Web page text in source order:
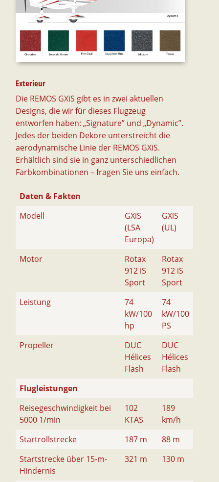
Exterieur
Die REMOS GXiS gibt es in zwei aktuellen
Designs, die wir für dieses Flugzeug
entworfen haben: „Signature” und „Dynamic”.
Jedes der beiden Dekore unterstreicht die
aerodynamische Linie der REMOS GXiS.
Erhältlich sind sie in ganz unterschiedlichen
Farbkombinationen – fragen Sie uns einfach.
Daten & Fakten
Modell
GXiS
(LSA
Europa)
GXiS
(UL)
Motor
Rotax
912 iS
Sport
Rotax
912 iS
Sport
Leistung
74
kW/100
hp
74
kW/100
PS
Propeller
DUC
Hélices
Flash
DUC
Hélices
Flash
Flugleistungen
Reisegeschwindigkeit bei
5000 1/min
102
KTAS
189
km/h
Startrollstrecke
187 m
88 m
Startstrecke über 15-m-
Hindernis
321 m 130 m